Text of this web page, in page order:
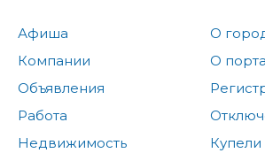
Афиша
Компании
Объявления
Работа
Недвижимость
О
О
Купели